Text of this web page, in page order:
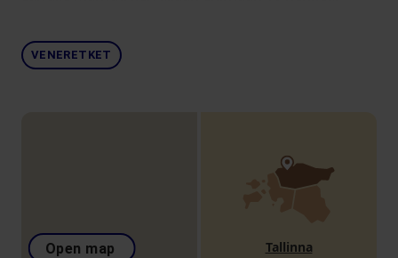
VENERETKET
Open map Tallinna